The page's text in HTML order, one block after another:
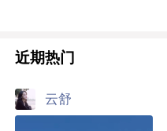
近期热门
云舒